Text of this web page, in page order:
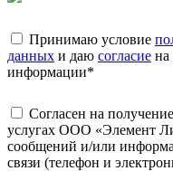
Принимаю условие
данных и даю согласие на
информации*
Согласен на
услугах ООО «Элемент
сообщений и/или
связи (телефон и